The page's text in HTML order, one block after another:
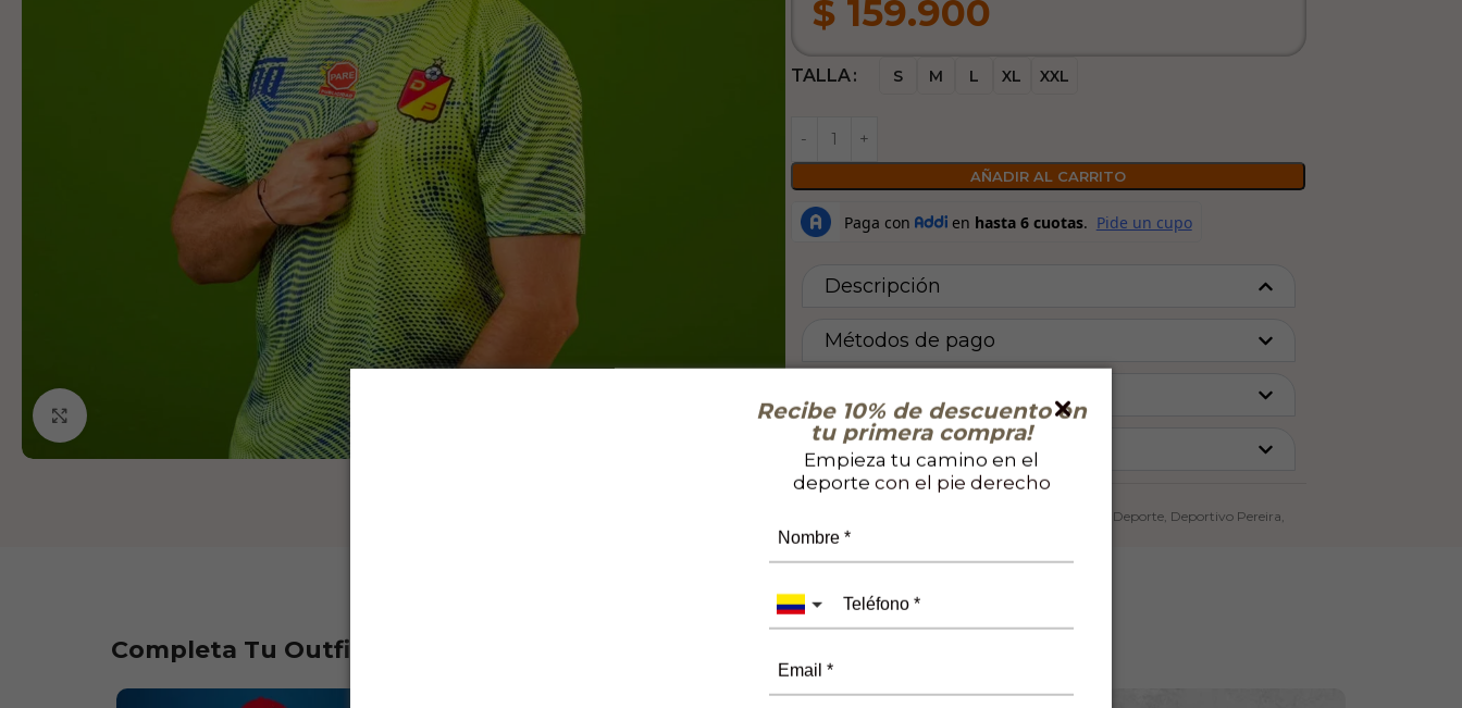
Recibe 10% de descuento en
tu primera compra!
Empieza tu camino en el
deporte con el pie derecho
$159.900
TALLA S M L XL XXL
AÑADIR AL CARRITO
Descripción
Métodos de pago
Cambios y garantías
Deporte, Deportivo Pereira,
Completa Tu Outfit